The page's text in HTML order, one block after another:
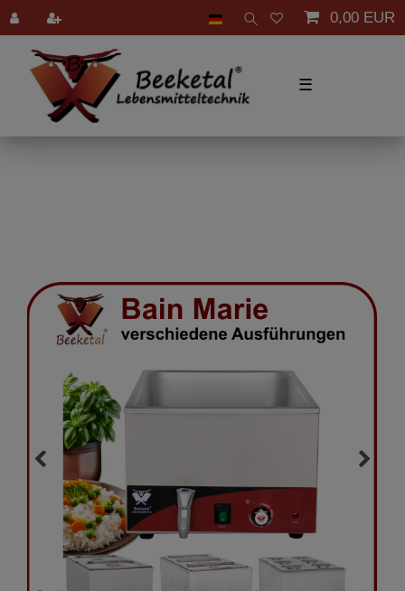
0,00 EUR
☰